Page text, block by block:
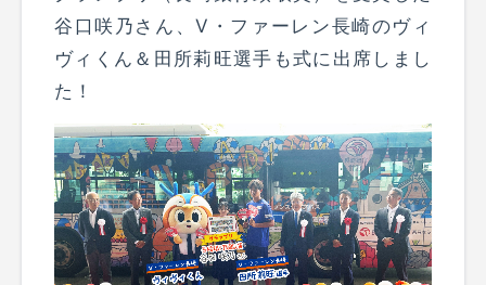
谷口咲乃さん、V・ファーレン長崎のヴィ
ヴィくん＆田所莉旺選手も式に出席しまし
た！